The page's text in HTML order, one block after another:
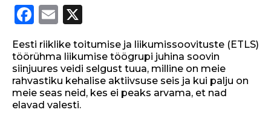
F
a
c
e
b
o
E
m
ai
l
Eesti riiklike toitumise ja liikumissoovituste (ETLS)
töörühma liikumise töögrupi juhina soovin
siinjuures veidi selgust tuua, milline on meie
rahvastiku kehalise aktiivsuse seis ja kui palju on
meie seas neid, kes ei peaks arvama, et nad
elavad valesti.